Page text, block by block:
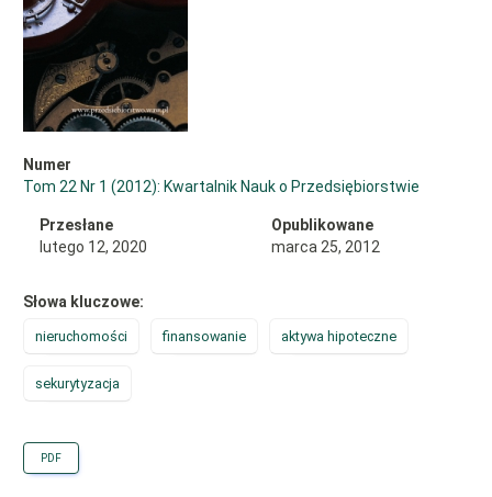
Numer
Tom 22 Nr 1 (2012): Kwartalnik Nauk o Przedsiębiorstwie
Przesłane
lutego 12, 2020
Opublikowane
marca 25, 2012
Słowa kluczowe:
nieruchomości finansowanie aktywa hipoteczne
sekurytyzacja
PDF